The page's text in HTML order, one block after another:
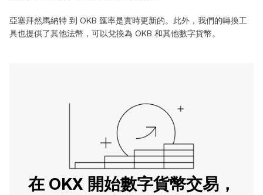
亞塞拜然馬納特 到 OKB 匯率是實時更新的。此外，我們的轉換工
具也提供了其他法幣，可以兌換為 OKB 和其他數字貨幣。
在 OKX 開始數字貨幣交易，